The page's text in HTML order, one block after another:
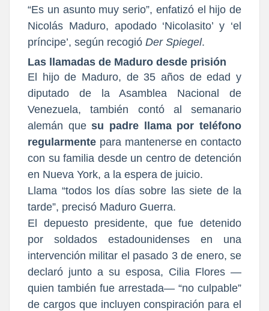
“Es un asunto muy serio”, enfatizó el hijo de
Nicolás Maduro, apodado ‘Nicolasito’ y ‘el
príncipe’, según recogió Der Spiegel.
Las llamadas de Maduro desde prisión
El hijo de Maduro, de 35 años de edad y
diputado de la Asamblea Nacional de
Venezuela, también contó al semanario
alemán que su padre llama por teléfono
regularmente para mantenerse en contacto
con su familia desde un centro de detención
en Nueva York, a la espera de juicio.
Llama “todos los días sobre las siete de la
tarde”, precisó Maduro Guerra.
El depuesto presidente, que fue detenido
por soldados estadounidenses en una
intervención militar el pasado 3 de enero, se
declaró junto a su esposa, Cilia Flores —
quien también fue arrestada— “no culpable”
de cargos que incluyen conspiración para el